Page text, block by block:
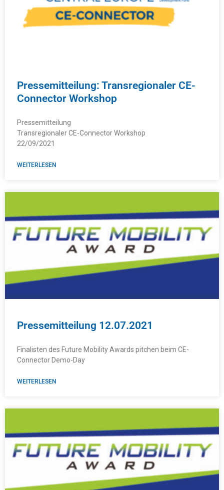
Pressemitteilung: Transregionaler CE-
Connector Workshop
Pressemitteilung
Transregionaler CE-Connector Workshop
22/09/2021
WEITERLESEN
Pressemitteilung 12.07.2021
Finalisten des Future Mobility Awards pitchen beim CE-
Connector Demo-Day
WEITERLESEN